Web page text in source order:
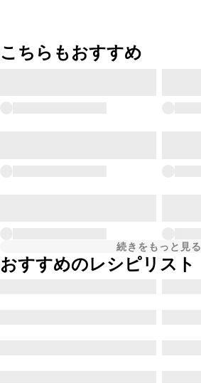
こちらもおすすめ
続きをもっと見る
おすすめのレシピリスト